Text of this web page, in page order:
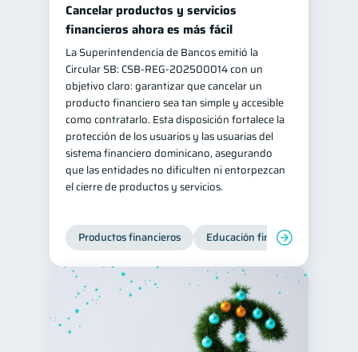
Cancelar productos y servicios
financieros ahora es más fácil
La Superintendencia de Bancos emitió la
Circular SB: CSB‑REG‑202500014 con un
objetivo claro: garantizar que cancelar un
producto financiero sea tan simple y accesible
como contratarlo. Esta disposición fortalece la
protección de los usuarios y las usuarias del
sistema financiero dominicano, asegurando
que las entidades no dificulten ni entorpezcan
el cierre de productos y servicios.
Productos financieros Educación financiera